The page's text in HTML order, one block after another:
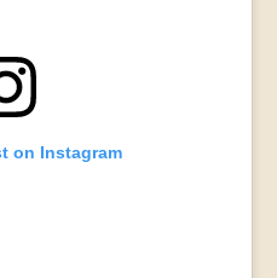
on Instagram